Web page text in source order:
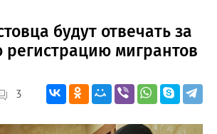
будут отвечать за
мигрантов
3